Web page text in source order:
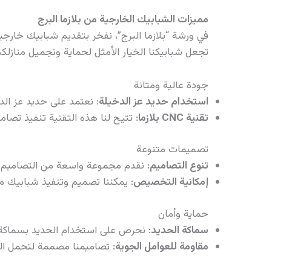
مميزات الشبابيك الخارجية من بلازما البرج
في ورشة “بلازما البرج”، نفخر بتقديم شبابيك
تجعل شبابيكنا الخيار الأمثل لحماية وتجميل
جودة عالية ومتانة
استخدام حديد عز الدخيلة: نعتمد على حديد عز
تقنية CNC بلازما
: تتيح لنا هذه التقنية تنفيذ
تصميمات متنوعة
تنوع التصاميم: نقدم مجموعة واسعة من التصاميم
إمكانية التخصيص: يمكننا تصميم وتنفيذ
حماية وأمان
سماكة الحديد: نحرص على استخدام الحديد
مقاومة للعوامل الجوية: تصاميمنا مصممة لتحمل